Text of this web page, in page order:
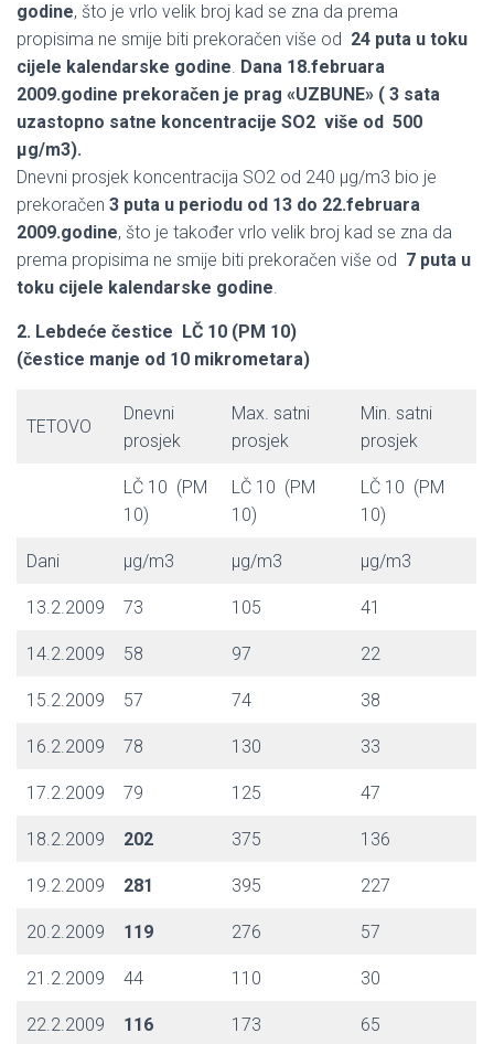
godine, što je vrlo velik broj kad se zna da prema
propisima ne smije biti prekoračen više od 24 puta u toku
cijele kalendarske godine. Dana 18.februara
2009.godine prekoračen je prag «UZBUNE» ( 3 sata
uzastopno satne koncentracije SO2 više od 500
μg/m3).
Dnevni prosjek koncentracija SO2 od 240 μg/m3 bio je
prekoračen 3 puta u periodu od 13 do 22.februara
2009.godine, što je također vrlo velik broj kad se zna da
prema propisima ne smije biti prekoračen više od 7 puta u
toku cijele kalendarske godine.
2. Lebdeće čestice LČ 10 (PM 10)
(čestice manje od 10 mikrometara)
TETOVO
Dnevni
prosjek
Max. satni
prosjek
Min. satni
prosjek
LČ 10 (PM
10)
LČ 10 (PM
10)
LČ 10 (PM
10)
Dani μg/m3 μg/m3 μg/m3
13.2.2009 73 105 41
14.2.2009 58 97 22
15.2.2009 57 74 38
16.2.2009 78 130 33
17.2.2009 79 125 47
18.2.2009 202 375 136
19.2.2009 281 395 227
20.2.2009 119 276 57
21.2.2009 44 110 30
22.2.2009 116 173 65